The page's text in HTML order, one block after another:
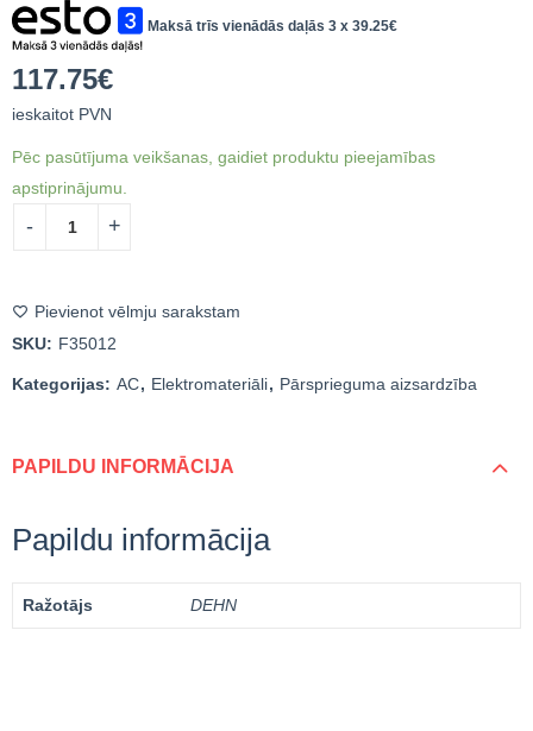
T2 / 480361
101.13€
1-phase T2 / 952110 /
46.74
Maksā trīs vienādās daļās 3 x 39.25€
117.75€
ieskaitot PVN
Pēc pasūtījuma veikšanas, gaidiet produktu pieejamības
apstiprinājumu.
Pievienot vēlmju sarakstam
SKU: F35012
Kategorijas: AC, Elektromateriāli, Pārsprieguma aizsardzība
PAPILDU INFORMĀCIJA
Papildu informācija
Ražotājs DEHN